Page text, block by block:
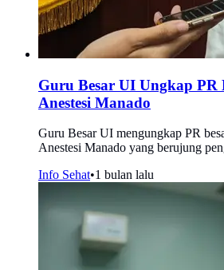
Guru Besar UI Ungkap PR
Anestesi Manado
Guru Besar UI mengungkap PR
Anestesi Manado yang berujung
Info Sehat•1 bulan lalu